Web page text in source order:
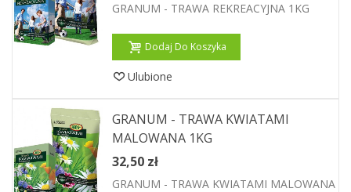
GRANUM - TRAWA REKREACYJNA 1KG
Dodaj Do Koszyka
Ulubione
GRANUM - TRAWA KWIATAMI
MALOWANA 1KG
32,50 zł
GRANUM - TRAWA KWIATAMI MALOWANA